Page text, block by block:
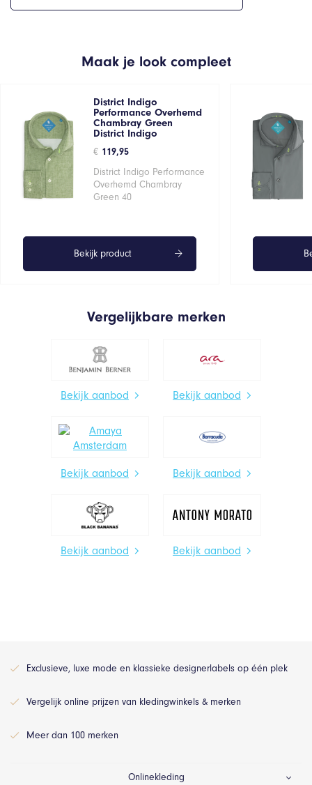
Maak je look compleet
District Indigo
Performance Overhemd
Chambray Green
District Indigo
€ 119,95
District Indigo Performance
Overhemd Chambray
Green 40
Bekijk product
Vergelijkbare merken
Bekijk aanbod Bekijk aanbod
Bekijk aanbod Bekijk aanbod
Bekijk aanbod Bekijk aanbod
Exclusieve, luxe mode en klassieke designerlabels op één plek
Vergelijk online prijzen van kledingwinkels & merken
Meer dan 100 merken
Onlinekleding